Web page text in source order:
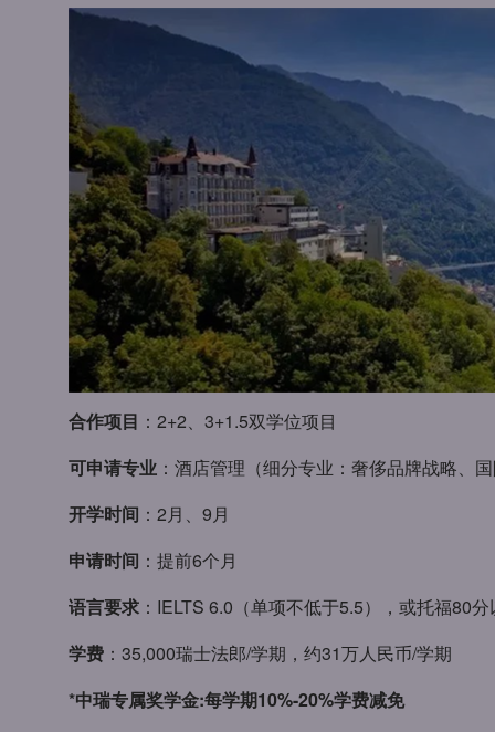
合作项目 ：2+2、3+1.5双学位项目
可申请专业 ：酒店管理（细分专业：奢侈品牌战略、
开学时间 ：2月、9月
申请时间 ：提前6个月
语言要求 ：IELTS 6.0（单项不低于5.5），或托福80
学费 ：35,000瑞士法郎/学期，约31万人民币/学期
*中瑞专属奖学金:每学期10%-20%学费减免